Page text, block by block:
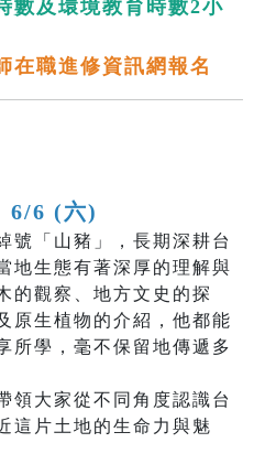
數及環境教育時數2小
在職進修資訊網報名
6/6 (六)
號「山豬」，長期深耕台
地生態有著深厚的理解與
的觀察、地方文史的探
原生植物的介紹，他都能
所學，毫不保留地傳遞多
領大家從不同角度認識台
這片土地的生命力與魅